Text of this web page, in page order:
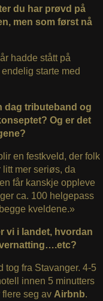
du har prøvd på
men som først nå
hadde stått på
starte med
dag tributeband og
Og er det
en festkveld, der folk
mer seriøs, da
får kanskje oppleve
ca. 100 helgepass
kveldene.»
vi i landet, hvordan
tog fra Stavanger. 4-5
innen 5 minutters
seg av Airbnb.